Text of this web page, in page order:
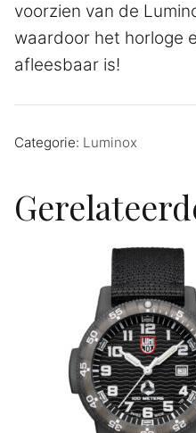
voorzien van de
waardoor het horloge
afleesbaar is!
Categorie: Luminox